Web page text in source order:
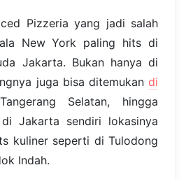
Pizzeria yang jadi salah
New York paling hits di
Jakarta. Bukan hanya di
juga bisa ditemukan di
Selatan, hingga
di Jakarta sendiri lokasinya
kuliner seperti di Tulodong
Indah.